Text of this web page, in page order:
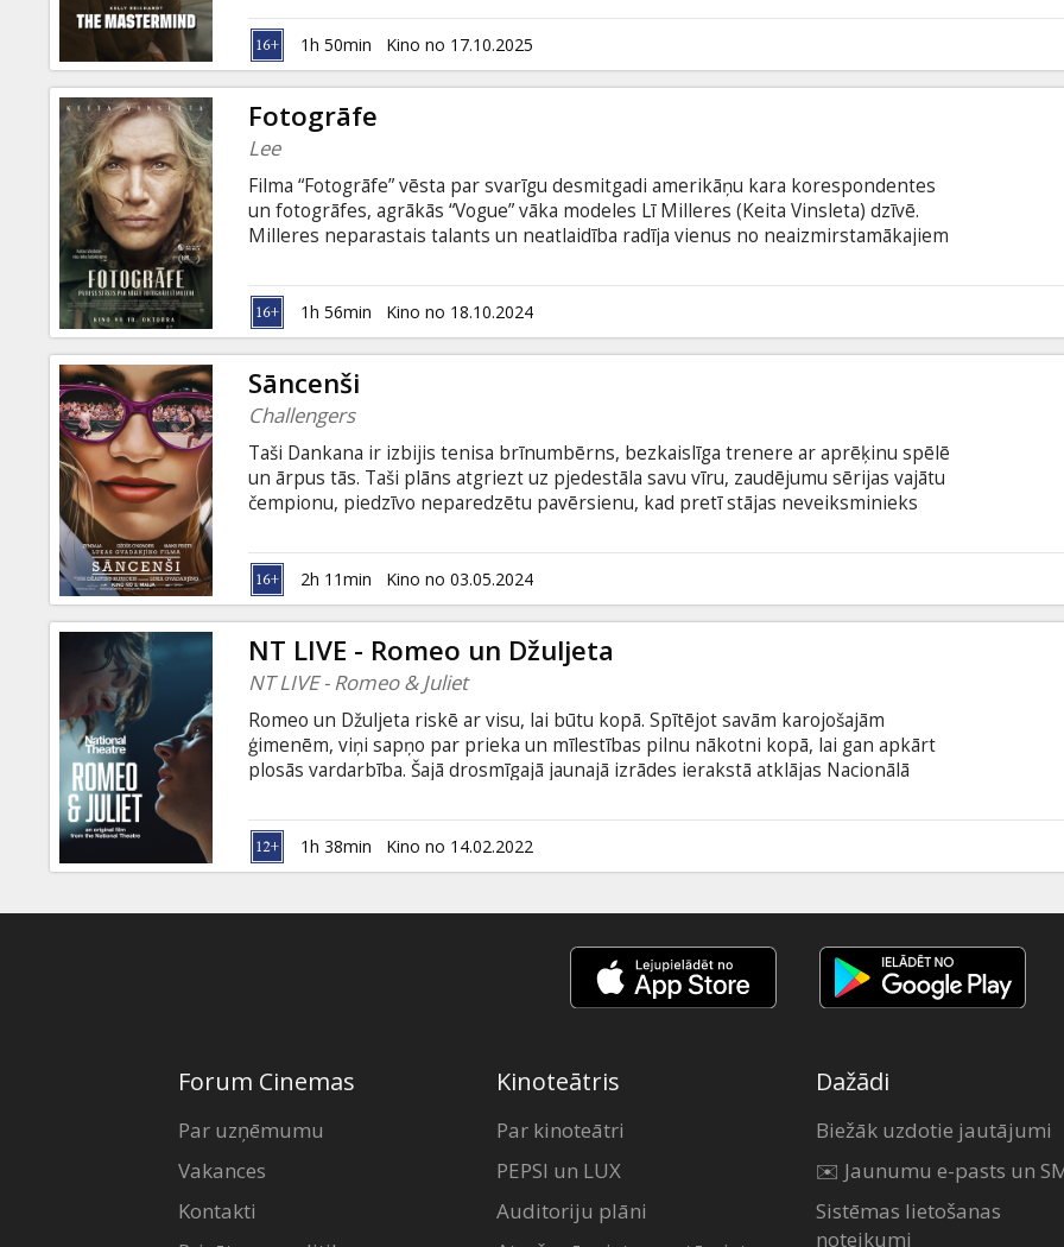
muzeju un paņem četras Artura Dava gleznas. Kad policija sāk Mūnijam mīt uz
pēdām, viņam neatliek nekas cits kā norobežoties no zādzības.
1h 50min Kino no 17.10.2025
Fotogrāfe
Lee
Filma “Fotogrāfe” vēsta par svarīgu desmitgadi amerikāņu kara korespondentes
un fotogrāfes, agrākās “Vogue” vāka modeles Lī Milleres (Keita Vinsleta) dzīvē.
Milleres neparastais talants un neatlaidība radīja vienus no neaizmirstamākajiem
Hitlera personīgajā vannā. Filma parāda, kā Millere dzīvoja savu dzīvi ar pilnu krūti,
tiecoties pēc patiesības, par ko viņa pati samaksāja augstu, personīgu cenu. Filma
angļu valodā ar subtitriem latviešu un krievu valodā.
1h 56min Kino no 18.10.2024
Sāncenši
Challengers
Taši Dankana ir izbijis tenisa brīnumbērns, bezkaislīga trenere ar aprēķinu spēlē
un ārpus tās. Taši plāns atgriezt uz pjedestāla savu vīru, zaudējumu sērijas vajātu
čempionu, piedzīvo neparedzētu pavērsienu, kad pretī stājas neveiksminieks
tagadne saduras, spriedze aug, un Taši jāizlemj, uz ko viņa gatava uzvaras vārdā.
Filma angļu valodā ar subtitriem latviešu un krievu valodā.
2h 11min Kino no 03.05.2024
NT LIVE - Romeo un Džuljeta
NT LIVE - Romeo & Juliet
Romeo un Džuljeta riskē ar visu, lai būtu kopā. Spītējot savām karojošajām
ģimenēm, viņi sapņo par prieka un mīlestības pilnu nākotni kopā, lai gan apkārt
plosās vardarbība. Šajā drosmīgajā jaunajā izrādes ierakstā atklājas Nacionālā
romantiskā traģēdija ieskanas gluži jaunā toņkārtā. Džesija Baklija (Savvaļas roze,
Džūdija) un Džošs O’Konors (Kronis, Dieva zeme) tēlo Džuljetu un Romeo.
Godalgotajā aktieru ansamblī ir arī Tamsina Greiga, Fisajo Akinade, Adrians
1h 38min Kino no 14.02.2022
Forum Cinemas
Par uzņēmumu
Vakances
Kontakti
Kinoteātris
Par kinoteātri
PEPSI un LUX
Auditoriju plāni
Dažādi
Biežāk uzdotie jautājumi
✉️ Jaunumu e-pasts un
Sistēmas lietošanas
noteikumi